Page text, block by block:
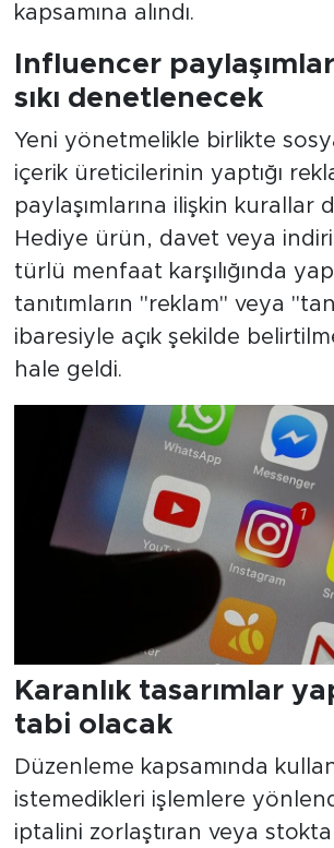
kapsamına alındı.
Influencer
sıkı denetlenecek
Yeni yönetmelikle birlikte
içerik üreticilerinin yaptığı
paylaşımlarına ilişkin kurallar
Hediye ürün, davet veya
türlü menfaat karşılığında
tanıtımların "reklam" veya
ibaresiyle açık şekilde
hale geldi.
Karanlık tasarımlar
tabi olacak
Düzenleme kapsamında
istemedikleri işlemlere
iptalini zorlaştıran veya